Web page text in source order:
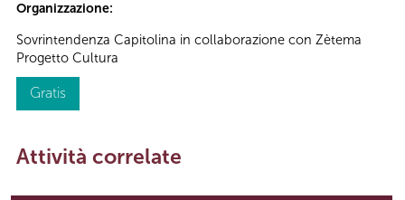
Organizzazione:
Sovrintendenza Capitolina in collaborazione con Zètema
Progetto Cultura
Gratis
Attività correlate